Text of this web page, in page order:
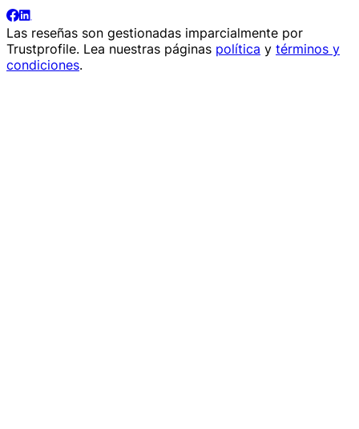
Las reseñas son gestionadas imparcialmente por
Trustprofile. Lea nuestras páginas política y términos y
condiciones.